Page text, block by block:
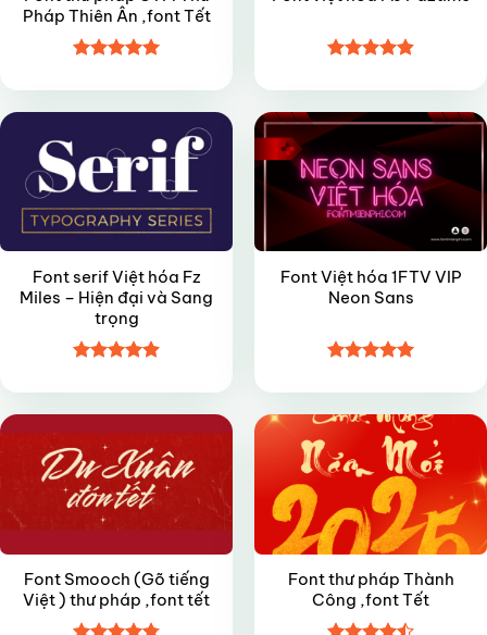
Pháp Thiên Ân ,font Tết
hạng55
sao
hạng4.85
5 sao
Font serif Việt hóa Fz
Miles – Hiện đại và Sang
trọng
hạng4.95
sao
Font Việt hóa 1FTV VIP
Neon Sans
hạng55
sao
Font Smooch (Gõ tiếng
Việt ) thư pháp ,font tết
Font thư pháp Thành
Công ,font Tết